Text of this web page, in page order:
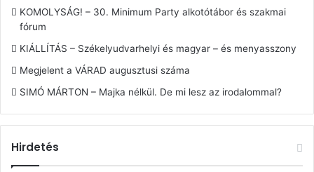
KOMOLYSÁG! – 30. Minimum Party alkotótábor és szakmai
fórum
KIÁLLÍTÁS – Székelyudvarhelyi és magyar – és menyasszony
Megjelent a VÁRAD augusztusi száma
SIMÓ MÁRTON – Majka nélkül. De mi lesz az irodalommal?
Hirdetés